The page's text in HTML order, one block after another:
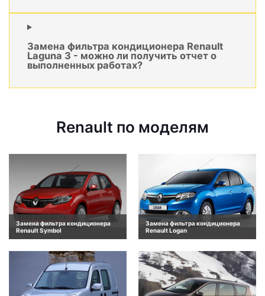
Замена фильтра кондиционера Renault
Laguna 3 - можно ли получить отчет о
выполненных работах?
Renault по моделям
Замена фильтра кондиционера
Renault Symbol
Замена фильтра кондиционера
Renault Logan